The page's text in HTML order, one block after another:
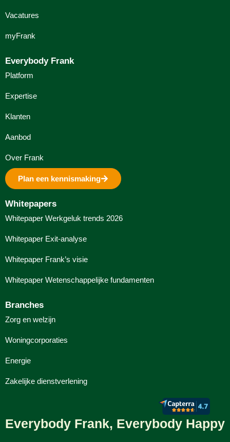
Vacatures
myFrank
Everybody Frank
Platform
Expertise
Klanten
Aanbod
Over Frank
Plan een kennismaking
Whitepapers
Whitepaper Werkgeluk trends 2026
Whitepaper Exit-analyse
Whitepaper Frank’s visie
Whitepaper Wetenschappelijke fundamenten
Branches
Zorg en welzijn
Woningcorporaties
Energie
Zakelijke dienstverlening
Everybody Frank, Everybody Happy